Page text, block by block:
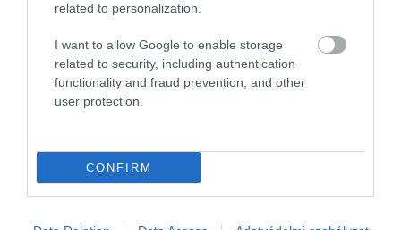
related to personalization.
I want to allow Google to enable storage
related to security, including authentication
functionality and fraud prevention, and other
user protection.
CONFIRM